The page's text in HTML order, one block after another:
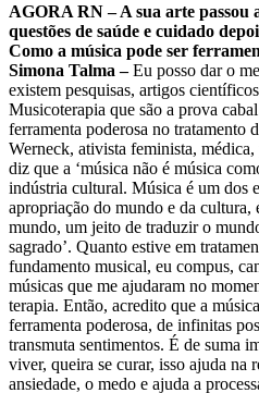
AGORA RN – A sua arte passou
questões de saúde e cuidado
Como a música pode ser
Simona Talma –Eu posso dar o
existem pesquisas, artigos
Musicoterapia que são a prova
ferramenta poderosa no tratamento
Werneck, ativista feminista,
diz que a ‘música não é música
indústria cultural. Música é um dos
apropriação do mundo e da
mundo, um jeito de traduzir o
sagrado’. Quanto estive em
fundamento musical, eu compus,
músicas que me ajudaram no
terapia. Então, acredito que a
ferramenta poderosa, de infinitas
transmuta sentimentos. É de suma
viver, queira se curar, isso ajuda na
ansiedade, o medo e ajuda a